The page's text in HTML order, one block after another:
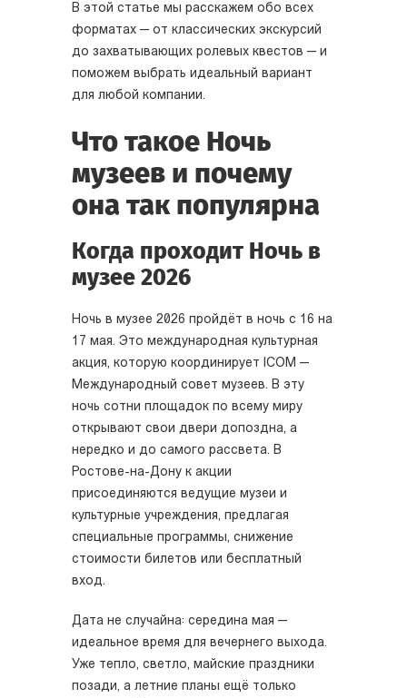
В этой статье мы расскажем обо всех
форматах — от классических экскурсий
до захватывающих ролевых квестов — и
поможем выбрать идеальный вариант
для любой компании.
Что такое Ночь
музеев и почему
она так популярна
Когда проходит Ночь в
музее 2026
Ночь в музее 2026 пройдёт в ночь с 16 на
17 мая. Это международная культурная
акция, которую координирует ICOM —
Международный совет музеев. В эту
ночь сотни площадок по всему миру
открывают свои двери допоздна, а
нередко и до самого рассвета. В
Ростове-на-Дону к акции
присоединяются ведущие музеи и
культурные учреждения, предлагая
специальные программы, снижение
стоимости билетов или бесплатный
вход.
Дата не случайна: середина мая —
идеальное время для вечернего выхода.
Уже тепло, светло, майские праздники
позади, а летние планы ещё только